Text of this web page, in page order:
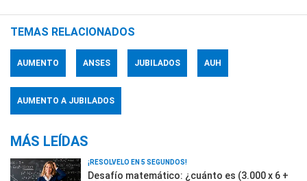
TEMAS RELACIONADOS
AUMENTO ANSES JUBILADOS AUH
AUMENTO A JUBILADOS
MÁS LEÍDAS
¡RESOLVELO EN 5 SEGUNDOS!
Desafío matemático: ¿cuánto es (3.000 x 6 +